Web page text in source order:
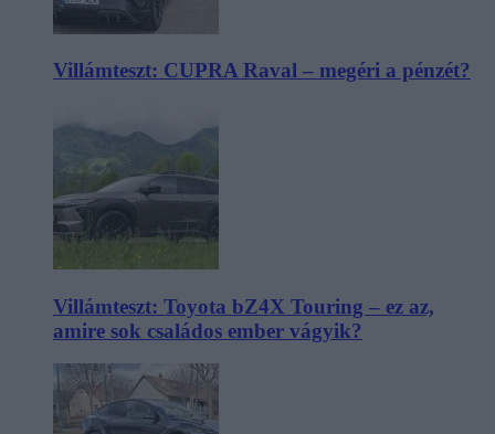
Villámteszt: CUPRA Raval – megéri a pénzét?
Villámteszt: Toyota bZ4X Touring – ez az,
amire sok családos ember vágyik?